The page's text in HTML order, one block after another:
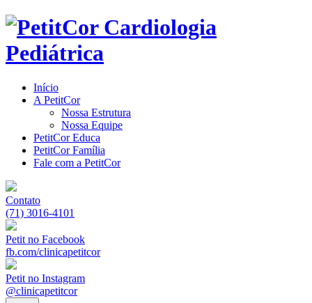
Início
A PetitCor
Nossa Estrutura
Nossa Equipe
PetitCor Educa
PetitCor Família
Fale com a PetitCor
Contato
(71) 3016-4101
Petit no Facebook
fb.com/clinicapetitcor
Petit no Instagram
@clinicapetitcor